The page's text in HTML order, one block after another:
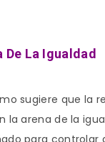
De La Igualdad
sugiere que la
la arena de la
para controlar